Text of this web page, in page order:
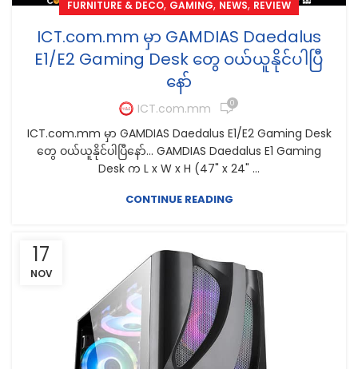
FURNITURE & DECO, GAMING, NEWS, REVIEW
ICT.com.mm မှာ GAMDIAS Daedalus
E1/E2 Gaming Desk တွေ ဝယ်ယူနိုင်ပါပြီ
နော်
ICT.com.mm 0
ICT.com.mm မှာ GAMDIAS Daedalus E1/E2 Gaming Desk
တွေ ဝယ်ယူနိုင်ပါပြီနော်... GAMDIAS Daedalus E1 Gaming
Desk က L x W x H (47" x 24" ...
CONTINUE READING
17
NOV